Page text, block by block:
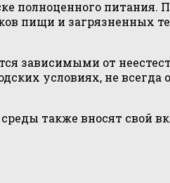
полноценного
пищи и загрязненных
зависимыми от
условиях, не
также вносят свой